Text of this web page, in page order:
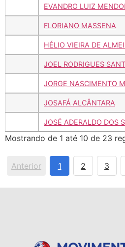
EVANDRO LUIZ
FLORIANO MASSENA
HÉLIO VIEIRA DE
JOEL RODRIGUES
JORGE NASCIMENTO
JOSAFÁ ALCÂNTARA
JOSÉ ADERALDO DOS
Mostrando de 1 até 10 de 23
Anterior 1 2 3